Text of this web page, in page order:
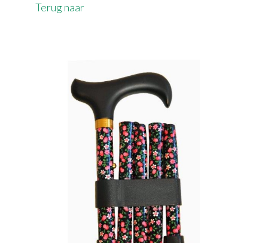
Terug naar